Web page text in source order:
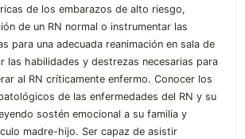
de los embarazos de alto riesgo,
de un RN normal o instrumentar las
para una adecuada reanimación en sala de
las habilidades y destrezas necesarias para
al RN críticamente enfermo. Conocer los
de las enfermedades del RN y su
sostén emocional a su familia y
madre-hijo. Ser capaz de asistir